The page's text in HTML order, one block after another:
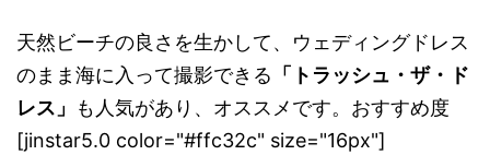
天然ビーチの良さを生かして、 ウェディングドレス
のまま海に入って撮影できる 「トラッシュ・ ザ・ド
レス」
も人気があり、オススメです。おすすめ度
[jinstar5.0 color="#ffc32c" size="16px"]